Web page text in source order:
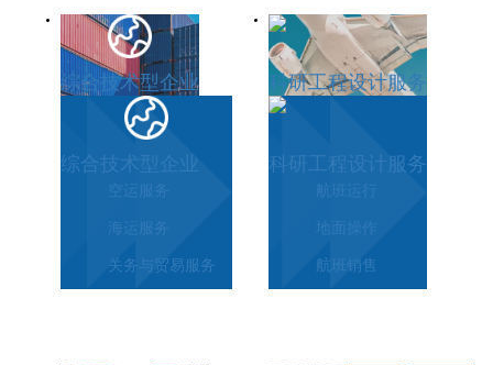
综合技术型企业
综合技术型企业
空运服务
海运服务
关务与贸易服务
科研工程设计服务
科研工程设计服务
航班运行
地面操作
航班销售